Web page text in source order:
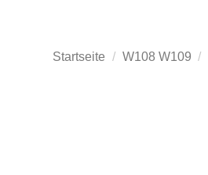
Startseite W108 W109